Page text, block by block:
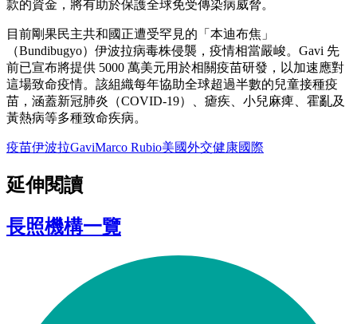
款的資金，將有助於保護全球免受傳染病威脅。
目前剛果民主共和國正遭受罕見的「本迪布焦」
（Bundibugyo）伊波拉病毒株侵襲，疫情相當嚴峻。Gavi 先
前已宣布將提供 5000 萬美元用於相關疫苗研發，以加速應對
這場致命疫情。該組織每年協助全球超過半數的兒童接種疫
苗，涵蓋新冠肺炎（COVID-19）、瘧疾、小兒麻痺、霍亂及
黃熱病等多種致命疾病。
疫苗伊波拉GaviMarco Rubio美國外交健康國際
延伸閱讀
長照機構一覽